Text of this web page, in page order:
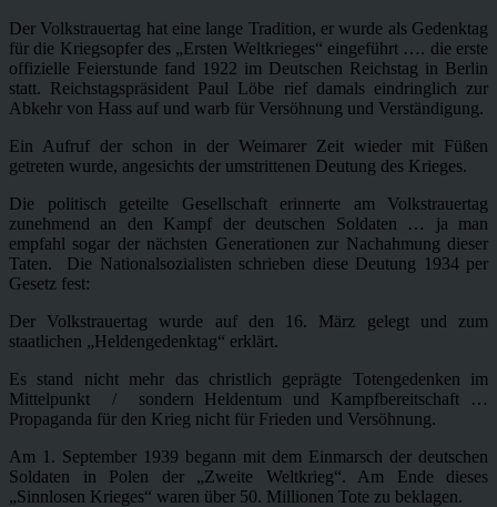
Der Volkstrauertag hat eine lange Tradition, er wurde als Gedenktag
für die Kriegsopfer des „Ersten Weltkrieges“ eingeführt …. die erste
offizielle Feierstunde fand 1922 im Deutschen Reichstag in Berlin
statt. Reichstagspräsident Paul Löbe rief damals eindringlich zur
Abkehr von Hass auf und warb für Versöhnung und Verständigung.
Ein Aufruf der schon in der Weimarer Zeit wieder mit Füßen
getreten wurde, angesichts der umstrittenen Deutung des Krieges.
Die politisch geteilte Gesellschaft erinnerte am Volkstrauertag
zunehmend an den Kampf der deutschen Soldaten … ja man
empfahl sogar der nächsten Generationen zur Nachahmung dieser
Taten. Die Nationalsozialisten schrieben diese Deutung 1934 per
Gesetz fest:
Der Volkstrauertag wurde auf den 16. März gelegt und zum
staatlichen „Heldengedenktag“ erklärt.
Es stand nicht mehr das christlich geprägte Totengedenken im
Mittelpunkt / sondern Heldentum und Kampfbereitschaft …
Propaganda für den Krieg nicht für Frieden und Versöhnung.
Am 1. September 1939 begann mit dem Einmarsch der deutschen
Soldaten in Polen der „Zweite Weltkrieg“. Am Ende dieses
„Sinnlosen Krieges“ waren über 50. Millionen Tote zu beklagen.